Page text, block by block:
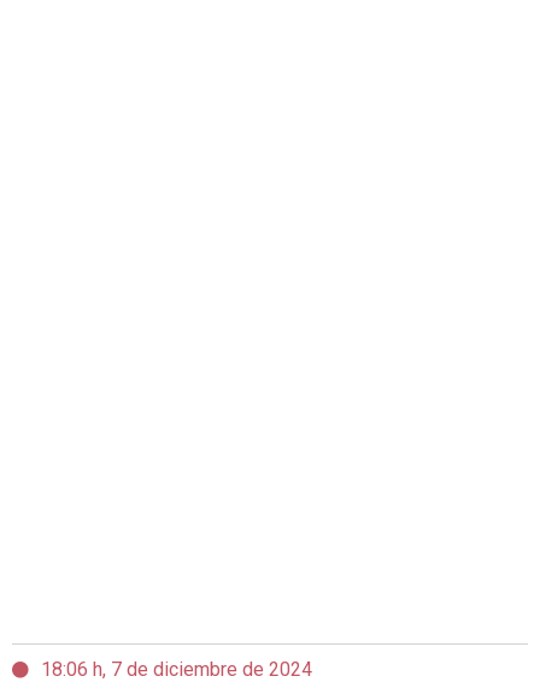
18:06 h, 7 de diciembre de 2024